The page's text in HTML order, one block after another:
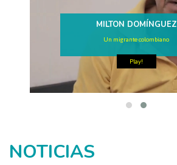
MILTON DOMÍNGUEZ
Un migrante colombiano
Play!
NOTICIAS